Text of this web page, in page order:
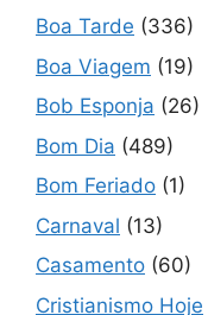
Boa Tarde (336)
Boa Viagem (19)
Bob Esponja (26)
Bom Dia (489)
Bom Feriado (1)
Carnaval (13)
Casamento (60)
Cristianismo Hoje